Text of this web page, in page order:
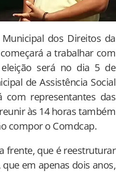
dos Direitos da
a trabalhar com
será no dia 5 de
de Assistência Social
com representantes das
às 14 horas também
compor o Comdcap.
frente, que é reestruturar
em apenas dois anos,